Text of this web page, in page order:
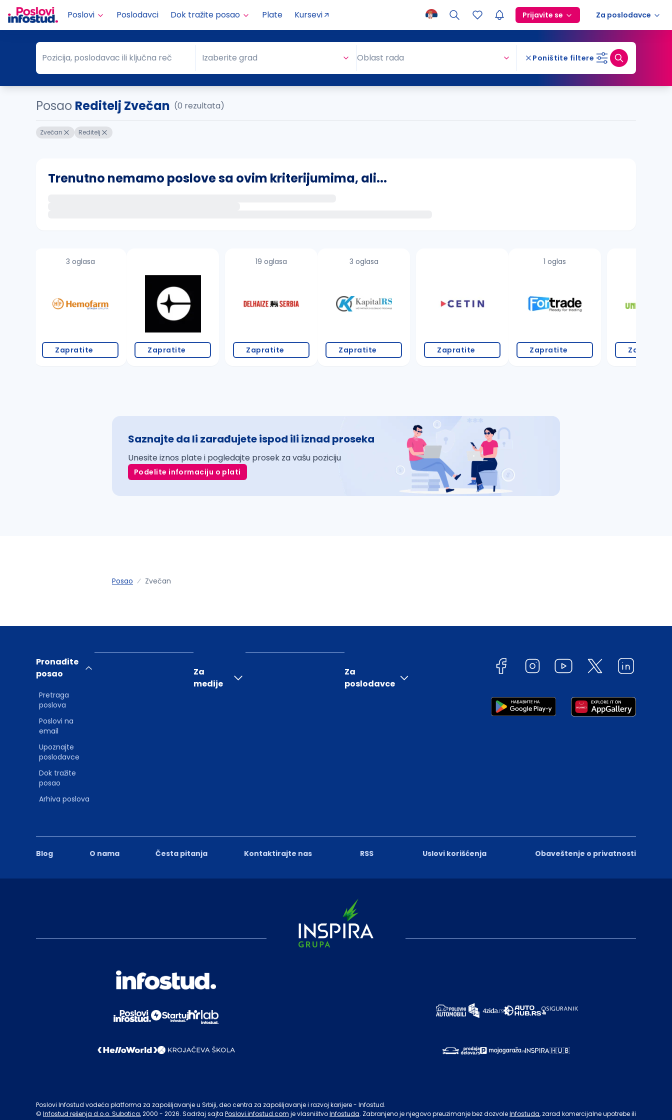
Poslovi Poslodavci Dok tražite posao Plate Kursevi Prijavite se Za poslodavce
Pozicija, poslodavac ili ključna reč
Pozicija, poslodavac ili ključna reč Grad
Izaberite grad Oblast rada Poništite filtere
Posao Reditelj Zvečan (0 rezultata)
Zvečan Reditelj
Trenutno nemamo poslove sa ovim kriterijumima, ali...
proverite pravopisne greške (koristite č, ć, š, đ, ž, dž)
povećajte radijus za odabrani grad
3 oglasa
Zapratite Zapratite
19 oglasa
Zapratite
3 oglasa
Zapratite Zapratite
1 oglas
Zapratite Zapratite
Saznajte da li zarađujete ispod ili iznad proseka
Unesite iznos plate i pogledajte prosek za vašu poziciju
Podelite informaciju o plati
Posao Zvečan
Blog O nama Česta pitanja Kontaktirajte nas RSS Uslovi korišćenja Obaveštenje o privatnosti
Pronađite
posao
Pretraga
poslova
Poslovi na
email
Upoznajte
poslodavce
Dok tražite
posao
Arhiva poslova
Za
medije
Za
poslodavce
Poslovi Infostud vodeća platforma za zapošljavanje u Srbiji, deo centra za zapošljavanje i razvoj karijere - Infostud.
© Infostud rešenja d.o.o. Subotica, 2000 - 2026. Sadržaj sajta Poslovi.infostud.com je vlasništvoInfostuda. Zabranjeno je njegovo preuzimanje bez dozvoleInfostuda, zarad komercijalne upotrebe ili